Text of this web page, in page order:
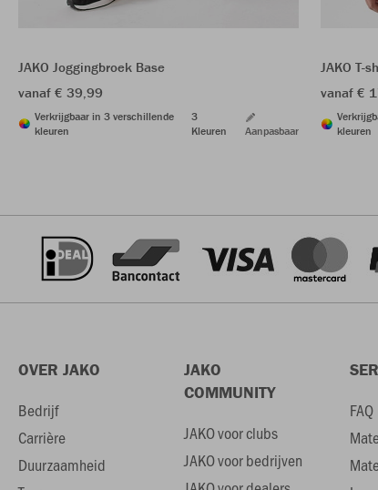
JAKO Joggingbroek Base
vanaf € 39,99
Verkrijgbaar in 3 verschillende
kleuren
3
Kleuren
Aanpasbaar
JAKO T-
vanaf €
kleuren
OVER JAKO
Bedrijf
Carrière
Duurzaamheid
JAKO
COMMUNITY
JAKO voor clubs
JAKO voor bedrijven
FAQ